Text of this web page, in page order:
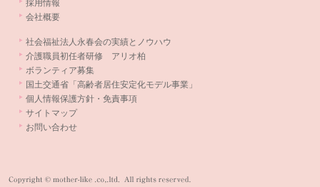
採用情報
会社概要
社会福祉法人永春会の実績とノウハウ
介護職員初任者研修 アリオ柏
ボランティア募集
国土交通省「高齢者居住安定化モデル事業」
個人情報保護方針・免責事項
サイトマップ
お問い合わせ